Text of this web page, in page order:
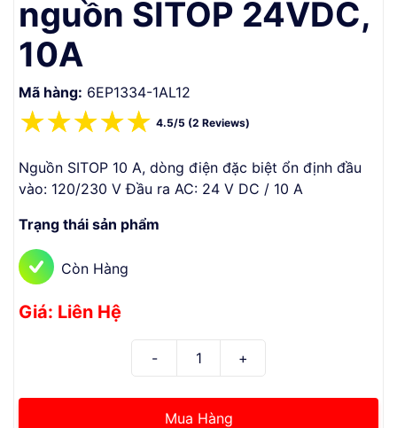
nguồn SITOP 24VDC,
10A
Mã hàng: 6EP1334-1AL12
☆
☆
☆
☆
☆ 4.5/5 (2 Reviews)
Nguồn SITOP 10 A, dòng điện đặc biệt ổn định đầu
vào: 120/230 V Đầu ra AC: 24 V DC / 10 A
Trạng thái sản phẩm
Còn Hàng
Giá: Liên Hệ
Mua Hàng